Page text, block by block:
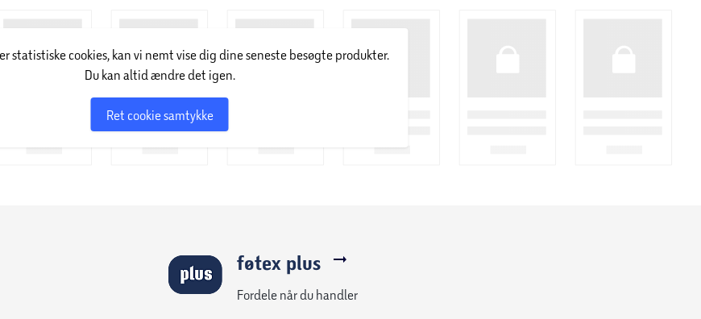
statistiske cookies, kan vi nemt vise dig dine seneste besøgte produkter.
Du kan altid ændre det igen.
Ret cookie samtykke
føtex plus
Fordele når du handler